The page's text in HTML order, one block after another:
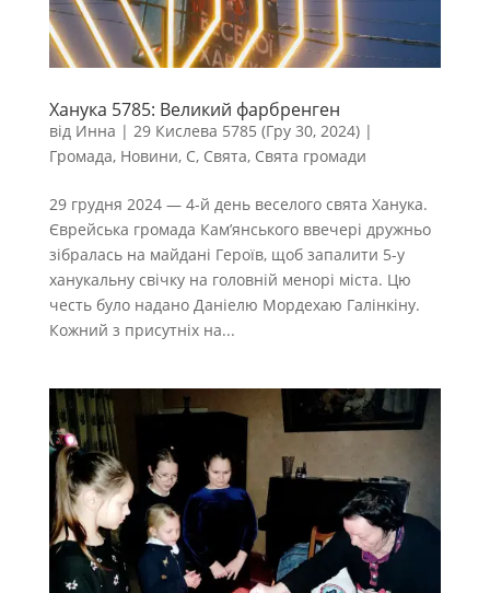
Ханука 5785: Великий фарбренген
від Инна | 29 Кислева 5785 (Гру 30, 2024)|
Громада, Новини, С, Свята, Свята громади
29 грудня 2024 — 4-й день веселого свята Ханука.
Єврейська громада Кам’янського ввечері дружньо
зібралась на майдані Героїв, щоб запалити 5-у
ханукальну свічку на головній менорі міста. Цю
честь було надано Даніелю Мордехаю Галінкіну.
Кожний з присутніх на...